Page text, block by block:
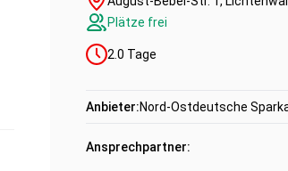
Plätze frei
2.0 Tage
Anbieter:Nord-Ostdeutsche
Ansprechpartner: